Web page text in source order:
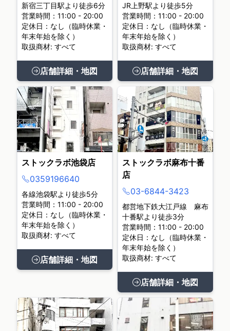
新宿三丁目駅より徒歩6分
営業時間：11:00 - 20:00
定休日：なし（臨時休業・
年末年始を除く）
取扱商材: すべて
店舗詳細・地図
JR上野駅より徒歩5分
営業時間：11:00 - 20:00
定休日：なし（臨時休業・
年末年始を除く）
取扱商材: すべて
店舗詳細・地図
ストックラボ池袋店
0359196640
各線池袋駅より徒歩5分
営業時間：11:00 - 20:00
定休日：なし（臨時休業・
年末年始を除く）
取扱商材: すべて
店舗詳細・地図
ストックラボ麻布十番
店
03-6844-3423
都営地下鉄大江戸線 麻布
十番駅より徒歩3分
営業時間：11:00 - 20:00
定休日：なし（臨時休業・
年末年始を除く）
取扱商材: すべて
店舗詳細・地図